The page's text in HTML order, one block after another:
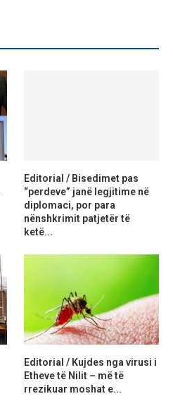
Editorial / Bisedimet pas
“perdeve” janë legjitime në
diplomaci, por para
nënshkrimit patjetër të
ketë...
Editorial / Kujdes nga virusi i
Etheve të Nilit – më të
rrezikuar moshat e...